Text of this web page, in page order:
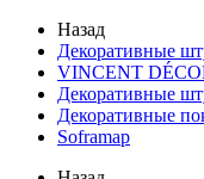
Назад
Декоративные
VINCENT
Декоративные
Декоративные
Soframap